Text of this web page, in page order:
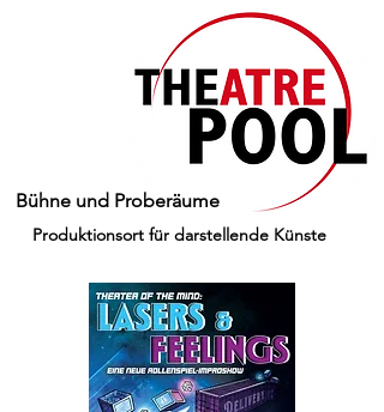
Produktionsort für darstellende Künste
Bühne und Proberäume